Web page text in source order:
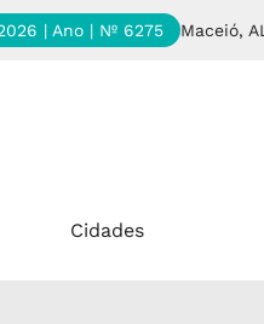
| Ano | Nº 6275 Maceió, AL
Cidades